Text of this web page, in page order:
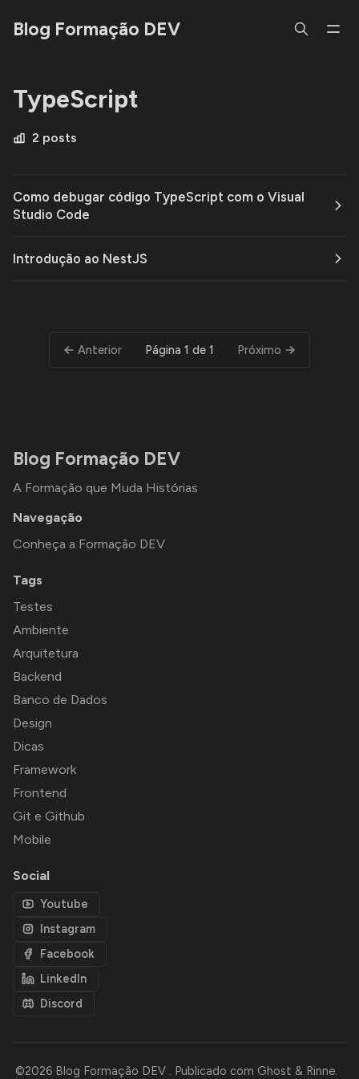
Blog Formação DEV
TypeScript
2 posts
Como debugar código TypeScript com o Visual
Studio Code
Introdução ao NestJS
Anterior Página 1 de 1 Próximo
Blog Formação DEV
A Formação que Muda Histórias
Navegação
Conheça a Formação DEV
Tags
Testes
Ambiente
Arquitetura
Backend
Banco de Dados
Design
Dicas
Framework
Frontend
Git e Github
Mobile
Social
Youtube
Instagram
Facebook
LinkedIn
Discord
©2026 Blog Formação DEV . Publicado com Ghost & Rinne.